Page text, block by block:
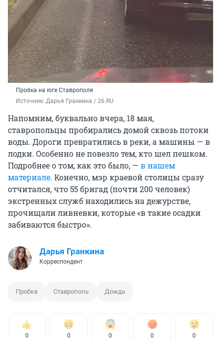
Пробка на юге Ставрополя
Источник: Дарья Гранкина / 26.RU
Напомним, буквально вчера, 18 мая,
ставропольцы пробирались домой сквозь потоки
воды. Дороги превратились в реки, а машины — в
лодки. Особенно не повезло тем, кто шел пешком.
Подробнее о том, как это было, — в нашем
материале. Конечно, мэр краевой столицы сразу
отчитался, что 55 бригад (почти 200 человек)
экстренных служб находились на дежурстве,
прочищали ливневки, которые «в такие осадки
забиваются быстро».
Дарья Гранкина
Корреспондент
Пробка Ставрополь Дождь
0 0 0 0 0